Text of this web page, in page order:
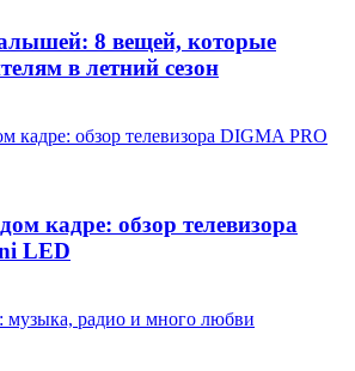
8 вещей, которые
в летний сезон
кадре: обзор телевизора
LED